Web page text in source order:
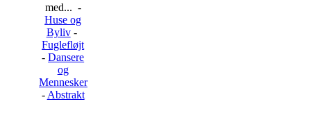
med... -
Huse og
Byliv-
Fuglefløjt
-Dansere
og
Mennesker
- Abstrakt